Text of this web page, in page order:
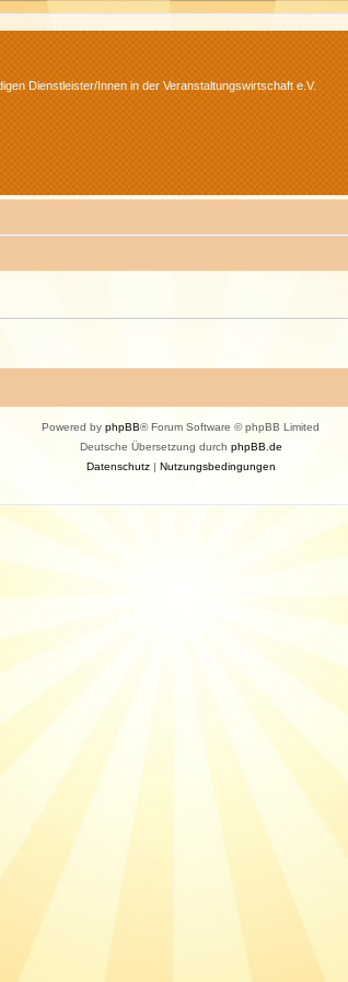
Dienstleister/Innen in der Veranstaltungswirtschaft e.V.
Powered by phpBB® Forum Software © phpBB Limited
Deutsche Übersetzung durch phpBB.de
Datenschutz| Nutzungsbedingungen